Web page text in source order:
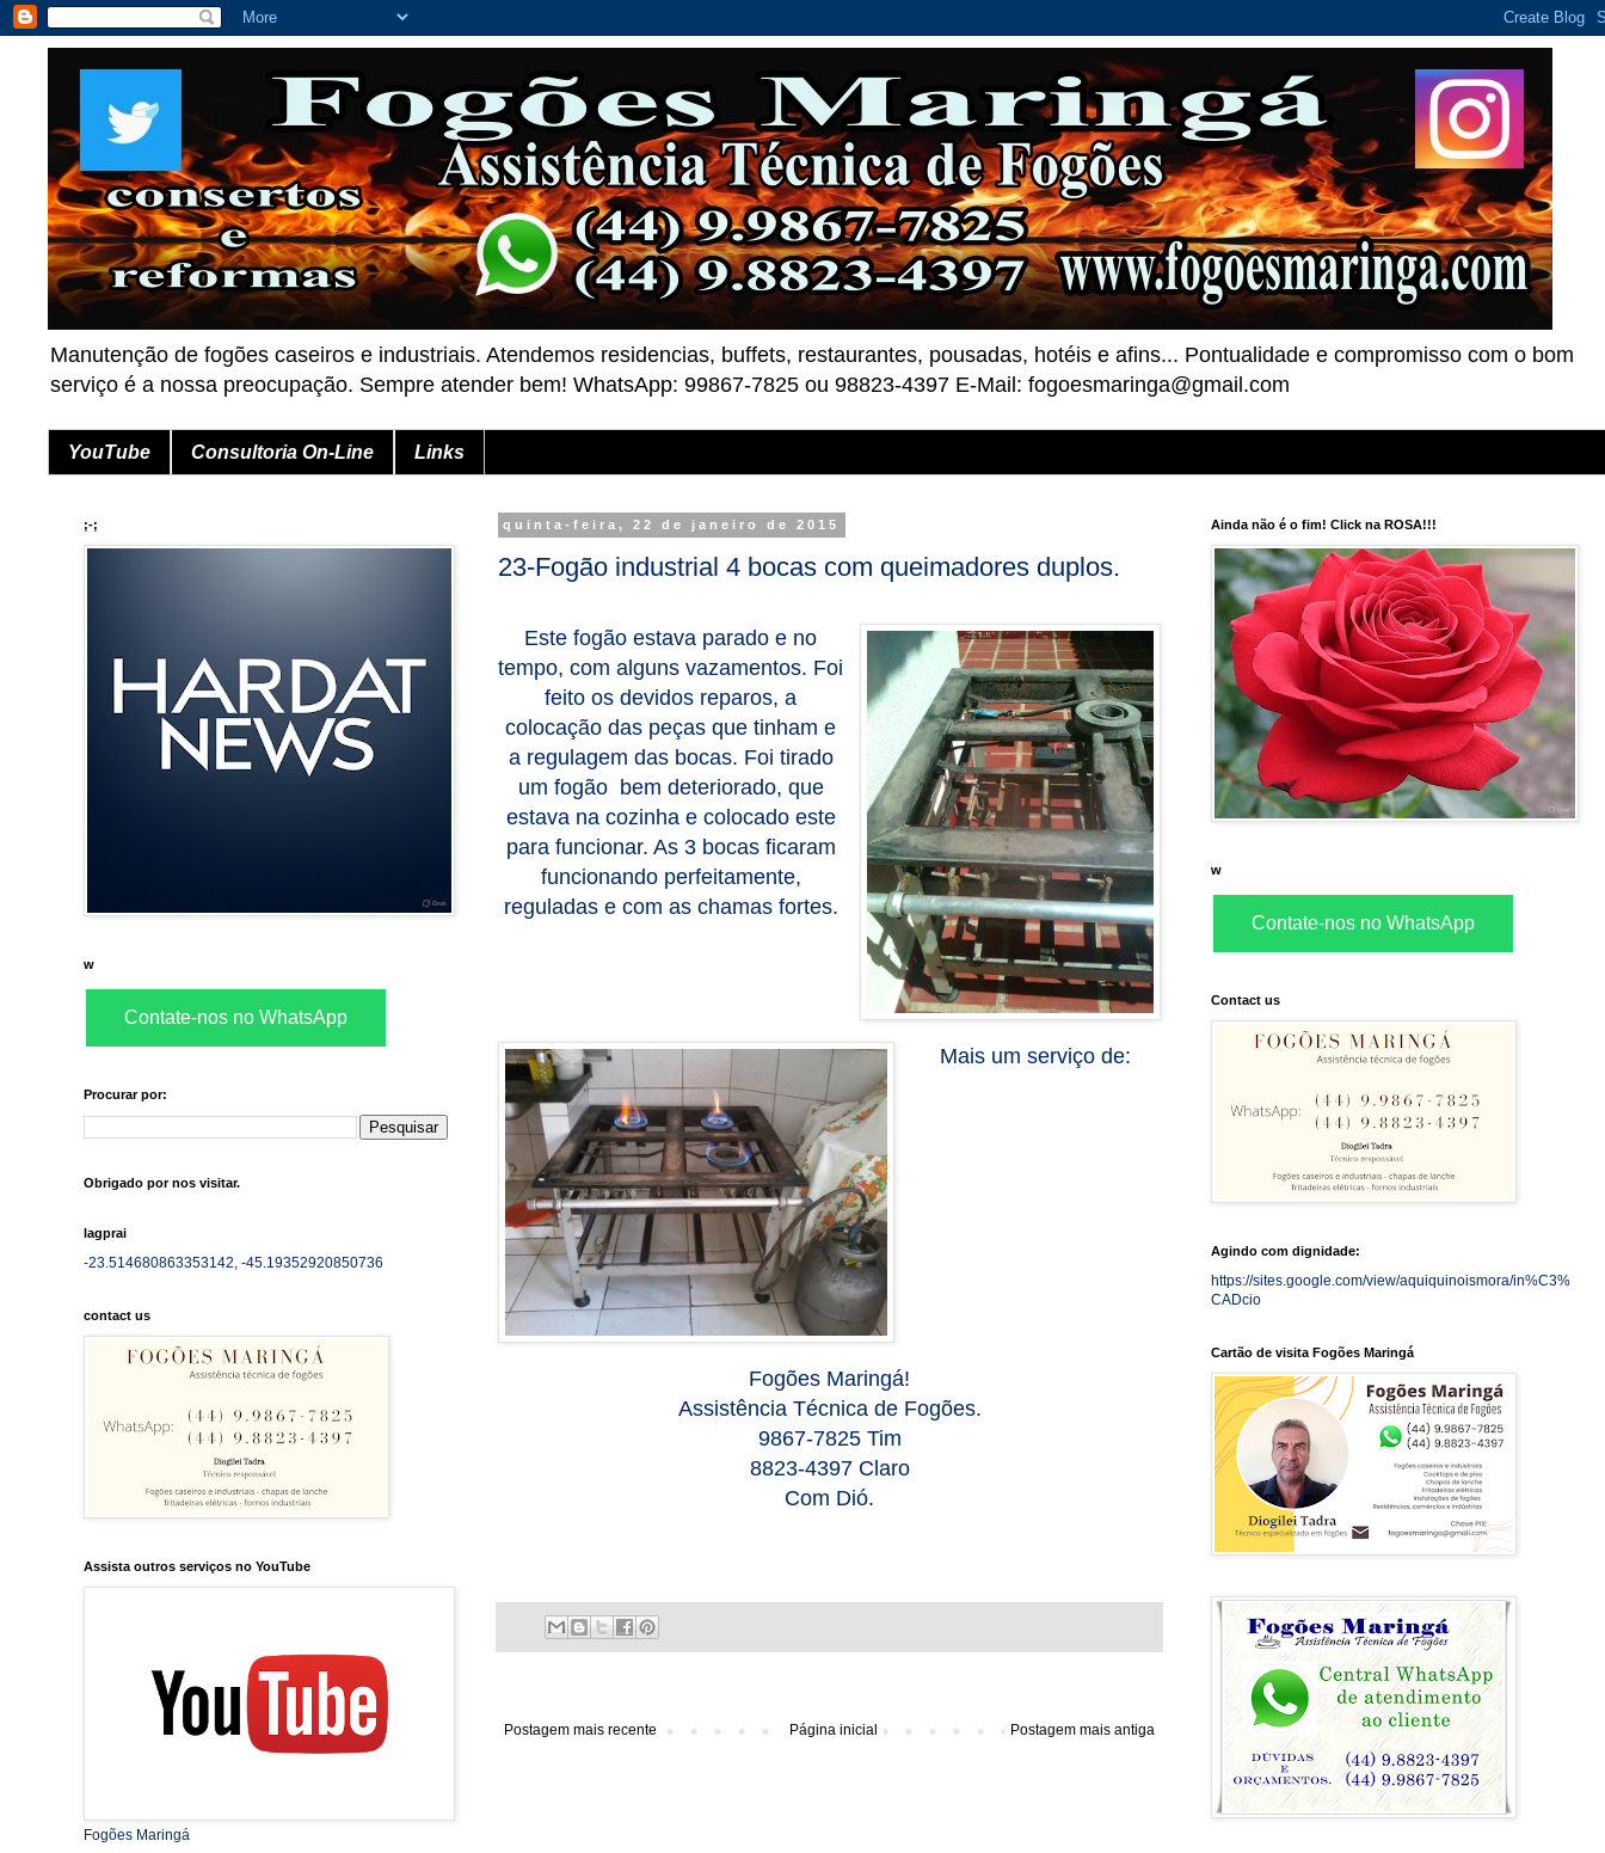
Manutenção de fogões caseiros e industriais. Atendemos residencias, buffets, restaurantes, pousadas, hotéis e afins... Pontualidade e compromisso com o bom
serviço é a nossa preocupação. Sempre atender bem! WhatsApp: 99867-7825 ou 98823-4397 E-Mail: fogoesmaringa@gmail.com
YouTube Consultoria On-Line Links
quinta-feira, 22 de janeiro de 2015
23-Fogão industrial 4 bocas com queimadores duplos.
Este fogão estava parado e no
tempo, com alguns vazamentos. Foi
feito os devidos reparos, a
colocação das peças que tinham e
a regulagem das bocas. Foi tirado
um fogão bem deteriorado, que
estava na cozinhae colocado este
para funcionar. As 3 bocas ficaram
funcionando perfeitamente,
reguladas e com as chamas fortes.
Mais um serviço de:
Fogões Maringá!
Assistência Técnica de Fogões.
9867-7825 Tim
8823-4397 Claro
Com Dió.
Postagem mais recente Postagem mais antiga
Página inicial
;-;
w
Contate-nos no WhatsApp
Procurar por:
Obrigado por nos visitar.
lagprai
-23.514680863353142, -45.19352920850736
contact us
Assista outros serviços no YouTube
Fogões Maringá
Ainda não é o fim! Click na ROSA!!!
w
Contate-nos no WhatsApp
Contact us
Agindo com dignidade:
https://sites.google.com/view/aquiquinoismora/in%C3%
CADcio
Cartão de visita Fogões Maringá